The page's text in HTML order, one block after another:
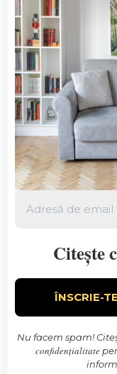
Citește
Nu facem spam!
confidențialitate